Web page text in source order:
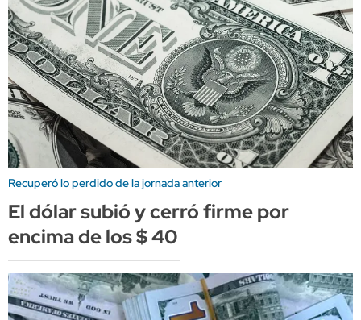
Recuperó lo perdido de la jornada anterior
El dólar subió y cerró firme por
encima de los $ 40